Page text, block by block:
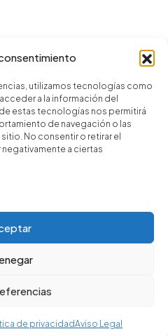
utilizamos tecnologías como
a la información del
estas tecnologías nos permitirá
de navegación o las
No consentir o retirar el
a ciertas
de privacidadAviso Legal